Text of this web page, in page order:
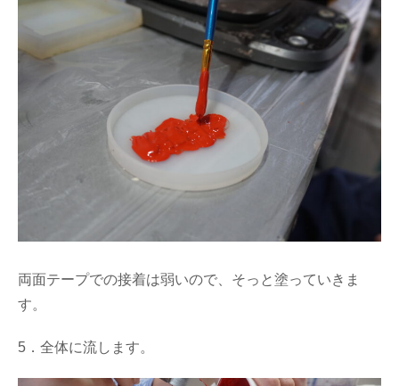
両面テープでの接着は弱いので、そっと塗っていきま
す。
5．全体に流します。